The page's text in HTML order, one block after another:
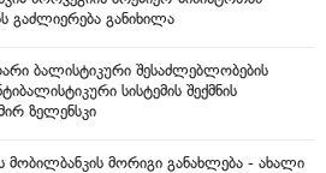
გაძლიერება განიხილა
ბალისტიკური შესაძლებლობების
სისტემის შექმნის
ზელენსკი
მობილბანკის მორიგი განახლება - ახალი